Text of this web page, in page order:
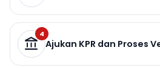
4
Ajukan KPR dan Proses